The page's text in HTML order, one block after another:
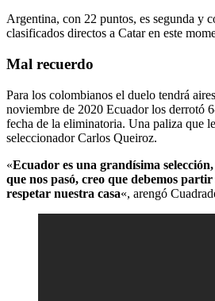
Argentina, con 22 puntos, es segunda y
clasificados directos a Catar en este
Mal recuerdo
Para los colombianos el duelo tendrá
noviembre de 2020 Ecuador los derrotó
fecha de la eliminatoria. Una paliza que
seleccionador Carlos Queiroz.
«Ecuador es una grandísima
que nos pasó, creo que debemos
respetar nuestra casa«, arengó